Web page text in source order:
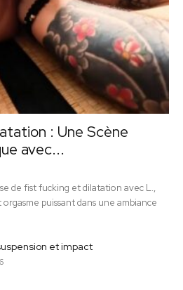
: Une Scène
avec...
de fist fucking et dilatation avec L.,
puissant dans une ambiance
et impact